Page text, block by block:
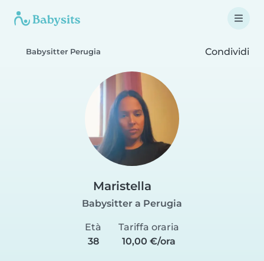
Babysitter Perugia Condividi
Maristella
Babysitter a Perugia
Età
38
Tariffa oraria
10,00 €/ora